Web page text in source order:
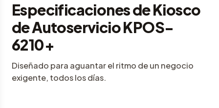
Especificaciones de Kiosco
de Autoservicio KPOS-
6210+
Diseñado para aguantar el ritmo de un negocio
exigente, todos los días.